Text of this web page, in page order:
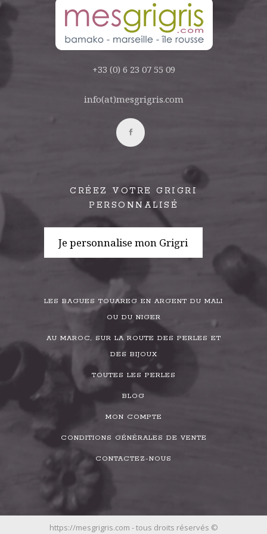
+33 (0) 6 23 07 55 09
info(at)mesgrigris.com
CRÉEZ VOTRE GRIGRI
PERSONNALISÉ
Je personnalise mon Grigri
LES BAGUES TOUAREG EN ARGENT DU MALI
OU DU NIGER
AU MAROC, SUR LA ROUTE DES PERLES ET
DES BIJOUX
TOUTES LES PERLES
BLOG
MON COMPTE
CONDITIONS GÉNÉRALES DE VENTE
CONTACTEZ-NOUS
https://mesgrigris.com - tous droits réservés ©